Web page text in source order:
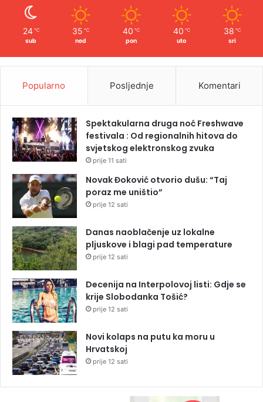
24 ℃
sub
35 ℃
ned
40 ℃
pon
40 ℃
uto
38 ℃
sri
Popularno Posljednje Komentari
Spektakularna druga noć Freshwave
festivala : Od regionalnih hitova do
svjetskog elektronskog zvuka
prije 11 sati
Novak Đoković otvorio dušu: “Taj
poraz me uništio”
prije 12 sati
Danas naoblačenje uz lokalne
pljuskove i blagi pad temperature
prije 12 sati
Decenija na Interpolovoj listi: Gdje se
krije Slobodanka Tošić?
prije 12 sati
Novi kolaps na putu ka moru u
Hrvatskoj
prije 12 sati